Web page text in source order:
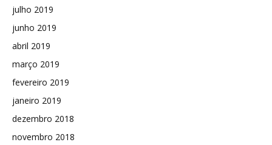
julho 2019
junho 2019
abril 2019
março 2019
fevereiro 2019
janeiro 2019
dezembro 2018
novembro 2018